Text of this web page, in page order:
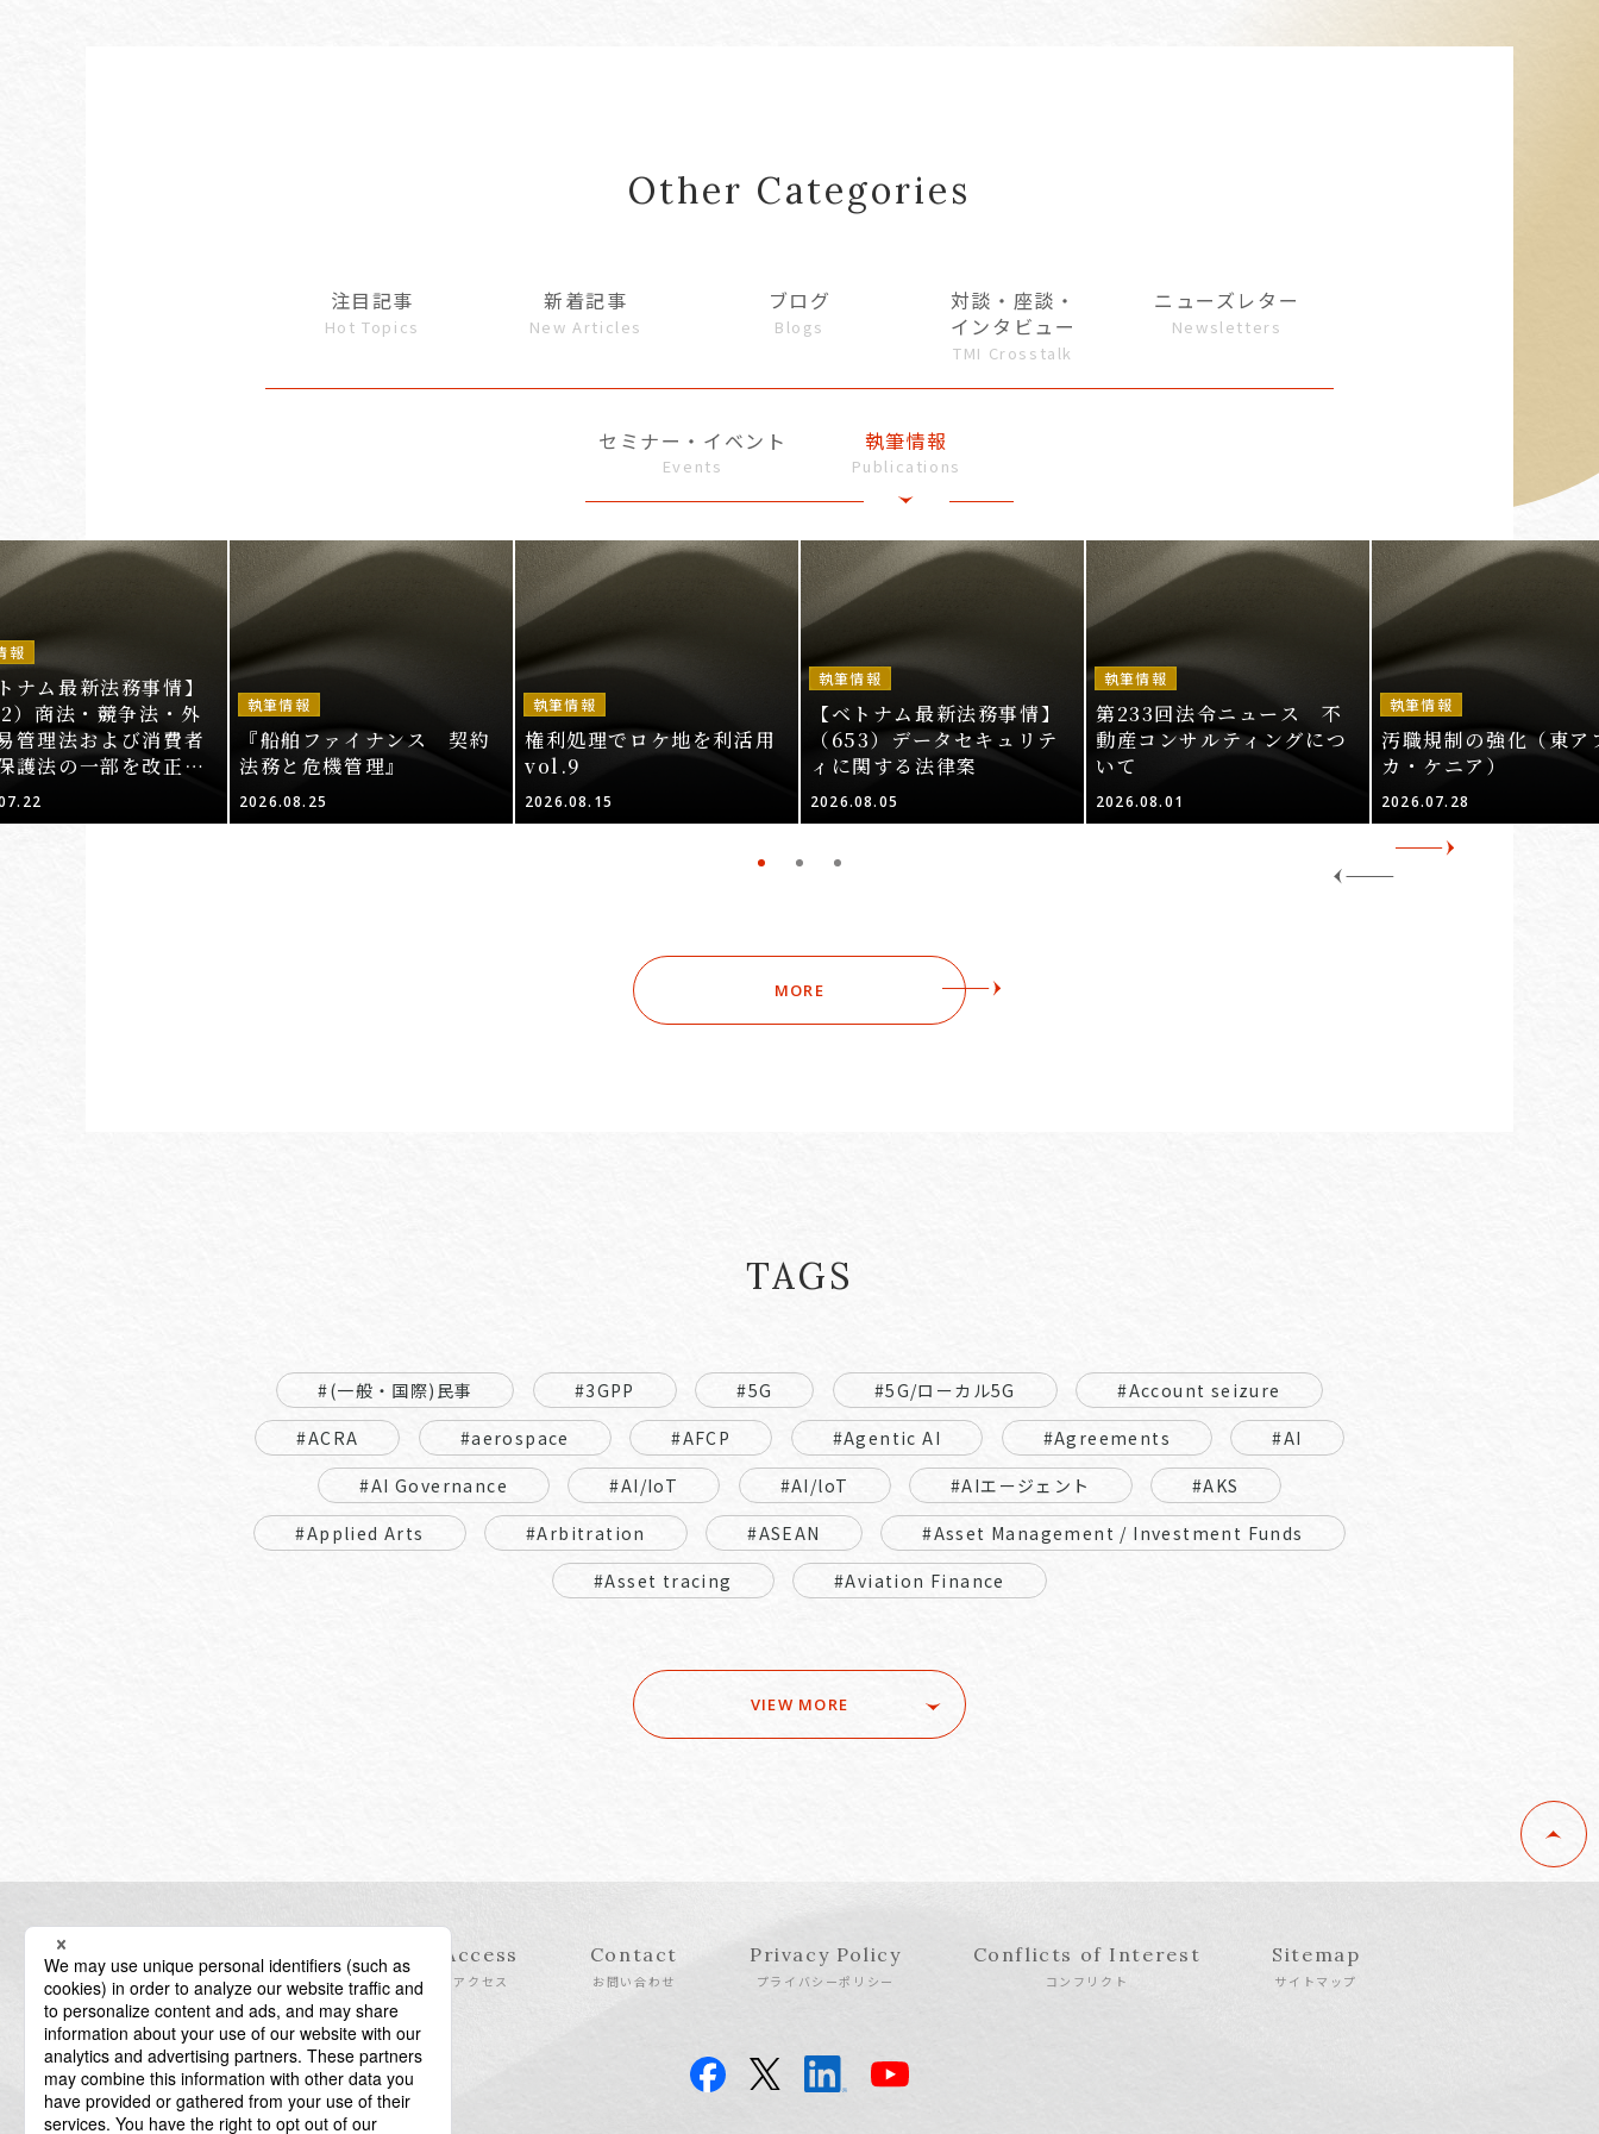
Other Categories
注目記事
Hot Topics
新着記事
New Articles
ブログ
Blogs
対談・座談・
インタビュー
TMI Crosstalk
ニューズレター
Newsletters
セミナー・イベント
Events
執筆情報
Publications
報
ナム最新法務事情】
）商法・競争法・外
管理法および消費者
護法の一部を改正・
る法律案（その2）
執筆情報
『船舶ファイナンス 契約
法務と危機管理』
2026.08.25
執筆情報
権利処理でロケ地を利活用
vol.9
2026.08.15
執筆情報
【ベトナム最新法務事情】
（653）データセキュリテ
ィに関する法律案
2026.08.05
執筆情報
第233回法令ニュース 不
動産コンサルティングにつ
いて
2026.08.01
執筆情報
汚職規制の強化（東ア
カ・ケニア）
2026.07.28
MORE
TAGS
#(一般・国際)民事 #3GPP #5G #5G/ローカル5G
#Account seizure
#ACRA
#aerospace #AFCP #Agentic AI #Agreements
#AI
#AI Governance
#AI/IoT #AI/loT #AIエージェント
#AKS
#Applied Arts
#Arbitration #ASEAN
#Asset Management / Investment Funds
#Asset tracing
#Aviation Finance
VIEW MORE
Information
インフォメーション
Access
アクセス
Contact
お問い合わせ
Privacy Policy
プライバシーポリシー
Conflicts of Interest
コンフリクト
Sitemap
サイトマップ